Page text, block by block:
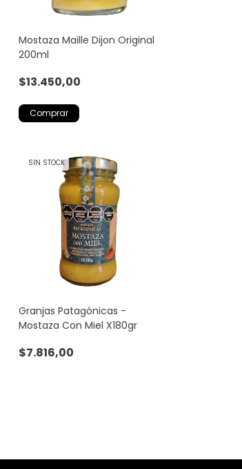
Mostaza Maille Dijon Original
200ml
$13.450,00
SIN STOCK
Granjas Patagónicas -
Mostaza Con Miel X180gr
$7.816,00